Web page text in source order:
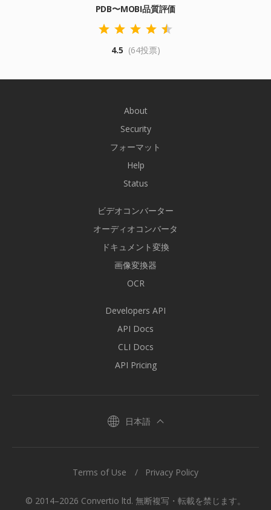
PDB〜MOBI品質評価
4.5 (64投票)
About
Security
フォーマット
Help
Status
ビデオコンバーター
オーディオコンバータ
ドキュメント変換
画像変換器
OCR
Developers API
API Docs
CLI Docs
API Pricing
日本語
© 2014–2026 Convertio ltd. 無断複写・転載を禁じます。
Terms of Use Privacy Policy